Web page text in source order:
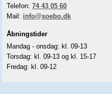
Telefon:74 43 05 60
Mail: info@soebo.dk
Åbningstider
Mandag - onsdag: kl. 09-13
Torsdag: kl. 09-13 og kl. 15-17
Fredag: kl. 09-12